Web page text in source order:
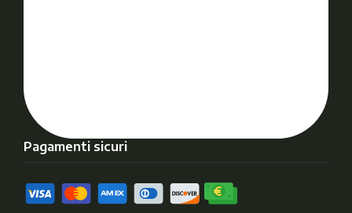
Pagamenti sicuri